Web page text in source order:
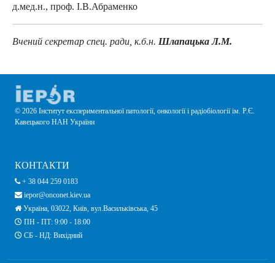
д.мед.н., проф. І.В.Абраменко
Вчений секретар спец. ради, к.б.н. Шлапацька Л.М.
© 2026 Інститут експериментальної патології, онкології і радіобіології ім. Р.Є.
Кавецького НАН України
КОНТАКТИ
+ 38 044 259 0183
iepor@onconet.kiev.ua
Україна, 03022, Київ, вул.Васильківська, 45
ПН - ПТ: 9:00 - 18:00
СБ - НД: Вихідний